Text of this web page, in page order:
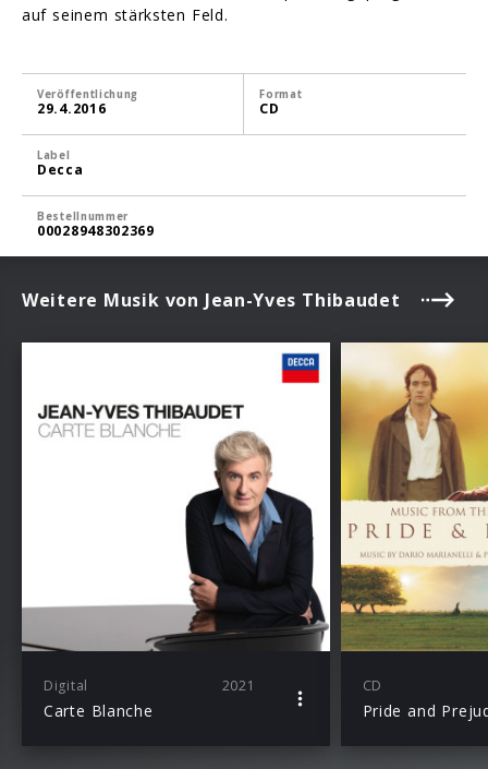
auf seinem stärksten Feld.
Veröffentlichung
29.4.2016
Format
CD
Label
Decca
Bestellnummer
00028948302369
Weitere Musik von Jean-Yves Thibaudet
Digital 2021
Carte Blanche
CD
Pride and